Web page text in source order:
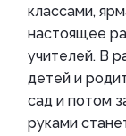
классами,
настоящее
учителей. В
детей и
сад и потом
руками